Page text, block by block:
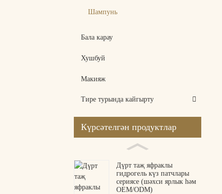
Шампунь
Бала карау
Хушбуй
Макияж
Тире турында кайгырту
Күрсәтелгән продуктлар
Дүрт таҗ яфраклы
гидрогель күз патчлары
сериясе (шәхси ярлык һәм
OEM/ODM)